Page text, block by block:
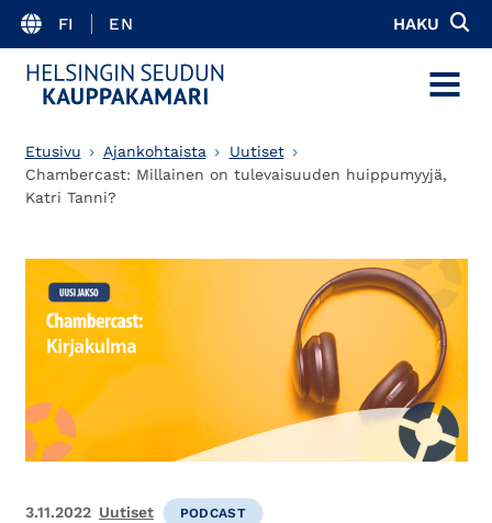
FI EN HAKU
MENU
Etusivu Ajankohtaista
Uutiset
Chambercast: Millainen on tulevaisuuden huippumyyjä,
Katri Tanni?
3.11.2022 Uutiset PODCAST